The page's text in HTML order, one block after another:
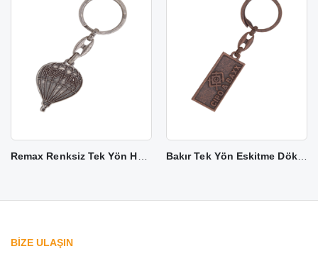
Remax Renksiz Tek Yön Halkalı Anahtarlık EA 01 Bakır Tek Yön Eskitme Döküm Anahtarlık EA 02
BİZE ULAŞIN